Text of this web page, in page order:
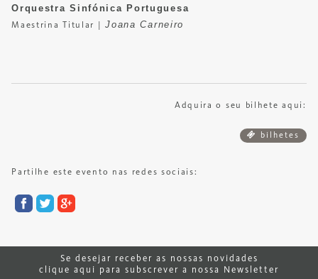
Orquestra Sinfónica Portuguesa
Maestrina Titular |Joana Carneiro
Adquira o seu bilhete aqui:
bilhetes
Partilhe este evento nas redes sociais:
Se desejar receber as nossas novidades
clique aqui para subscrever a nossa Newsletter